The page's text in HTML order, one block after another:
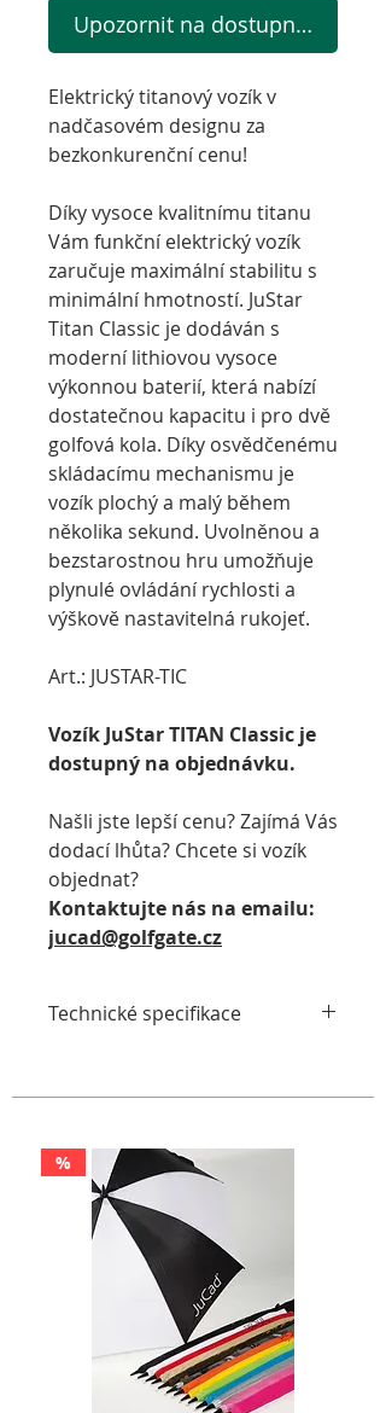
Upozornit na dostupnost
Elektrický titanový vozík v
nadčasovém designu za
bezkonkurenční cenu!
Díky vysoce kvalitnímu titanu
Vám funkční elektrický vozík
zaručuje maximální stabilitu s
minimální hmotností. JuStar
Titan Classic je dodáván s
moderní lithiovou vysoce
výkonnou baterií, která nabízí
dostatečnou kapacitu i pro dvě
golfová kola. Díky osvědčenému
skládacímu mechanismu je
vozík plochý a malý během
několika sekund. Uvolněnou a
bezstarostnou hru umožňuje
plynulé ovládání rychlosti a
výškově nastavitelná rukojeť.
Art.: JUSTAR-TIC
Vozík JuStar TITAN Classic je
dostupný na objednávku.
Našli jste lepší cenu? Zajímá Vás
dodací lhůta? Chcete si vozík
objednat?
Kontaktujte nás na emailu:
jucad@golfgate.cz
Technické specifikace
30m
Rozměry složeného
vozíku 65x60x20 cm
Lithiová baterie s výdrží až 45
jamek včetně nabíječky
Váha: 5,5 kg (rám a kola)
Možnost dálkového ovládání
%